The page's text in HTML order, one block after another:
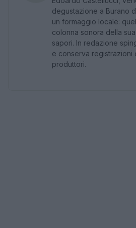
degustazione a Burano
un formaggio locale:
colonna sonora della
sapori. In redazione
e conserva registrazioni
produttori.